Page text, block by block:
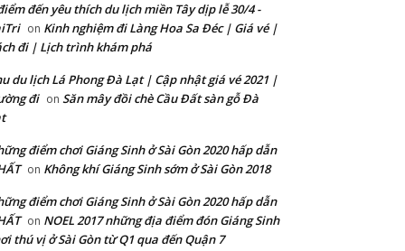
đến yêu thích du lịch miền Tây dịp lễ 30/4 -
on Kinh nghiệm đi Làng Hoa Sa Đéc | Giá vé |
đi | Lịch trình khám phá
du lịch Lá Phong Đà Lạt | Cập nhật giá vé 2021 |
đi on Săn mây đồi chè Cầu Đất sàn gỗ Đà
điểm chơi Giáng Sinh ở Sài Gòn 2020 hấp dẫn
on Không khí Giáng Sinh sớm ở Sài Gòn 2018
điểm chơi Giáng Sinh ở Sài Gòn 2020 hấp dẫn
on NOEL 2017 những địa điểm đón Giáng Sinh
thú vị ở Sài Gòn từ Q1 qua đến Quận 7